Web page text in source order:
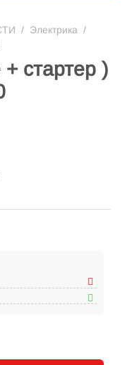
/ Электрика /
стартер )